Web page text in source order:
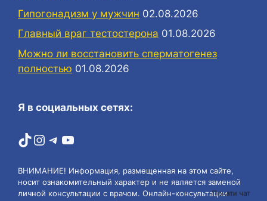
Гипогонадизм у мужчин 02.08.2026
Главный враг тестостерона 01.08.2026
Можно ли восстановить сперматогенез
полностью 01.08.2026
Я в социальных сетях:
TikTok
Instagram
Telegram
YouTube
ВНИМАНИЕ! Информация, размещенная на этом сайте,
носит ознакомительный характер и не является заменой
личной консультации с врачом. Онлайн-консультацииПочати чат